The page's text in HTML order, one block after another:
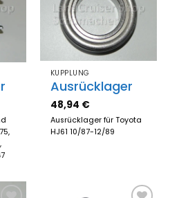
Zum
Merkzettel
hinzufügen
KUPPLUNG
Ausrücklager
48,94 €
Ausrücklager für Toyota
HJ61 10/87-12/89